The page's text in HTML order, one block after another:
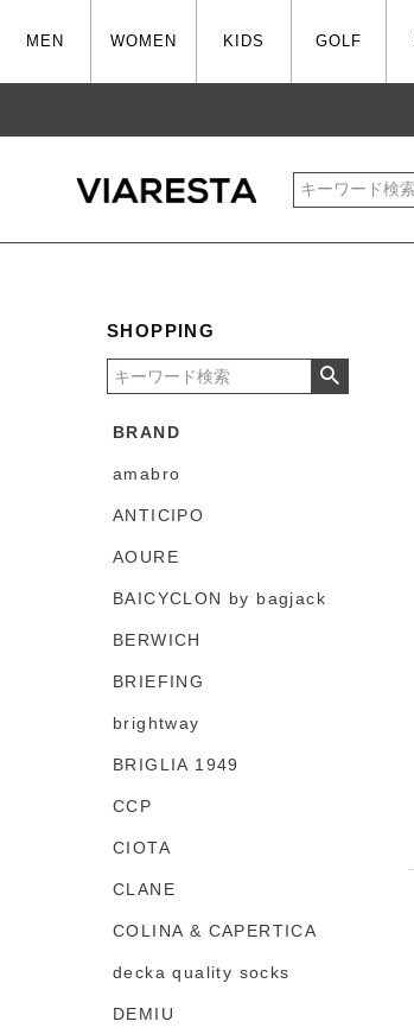
MEN WOMEN KIDS GOLF
SHOPPING
BRAND
amabro
ANTICIPO
AOURE
BAICYCLON by bagjack
BERWICH
BRIEFING
brightway
BRIGLIA 1949
CCP
CIOTA
CLANE
COLINA & CAPERTICA
decka quality socks
DEMIU